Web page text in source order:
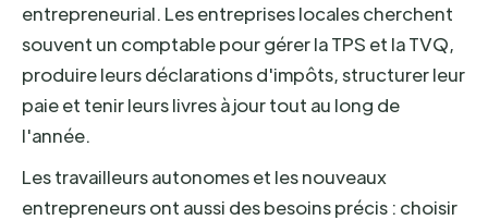
entrepreneurial. Les entreprises locales cherchent
souvent un comptable pour gérer la TPS et la TVQ,
produire leurs déclarations d'impôts, structurer leur
paie et tenir leurs livres à jour tout au long de
l'année.
Les travailleurs autonomes et les nouveaux
entrepreneurs ont aussi des besoins précis : choisir